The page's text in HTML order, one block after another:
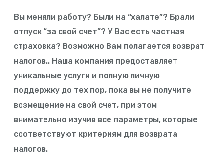
Вы меняли работу? Были на “халате”? Брали
отпуск “за свой счет”? У Вас есть частная
страховка? Возможно Вам полагается возврат
налогов.. Наша компания предоставляет
уникальные услуги и полную личную
поддержку до тех пор, пока вы не получите
возмещение на свой счет, при этом
внимательно изучив все параметры, которые
соответствуют критериям для возврата
налогов.